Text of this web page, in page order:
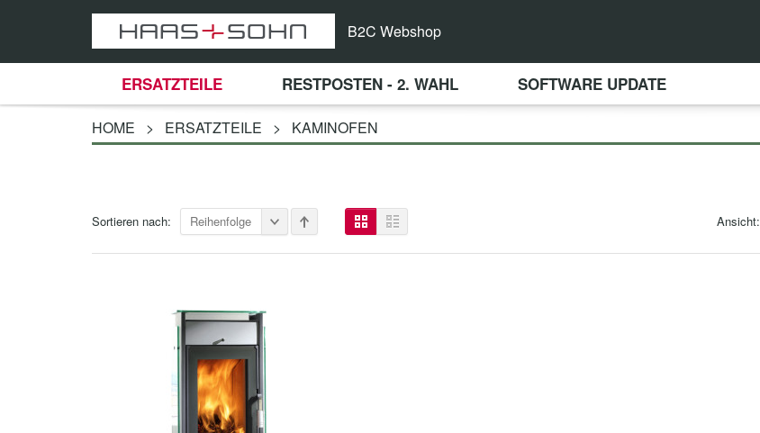
B2C Webshop
ERSATZTEILE RESTPOSTEN - 2. WAHL SOFTWARE UPDATE
HOME > ERSATZTEILE > KAMINOFEN
Sortieren nach: Reihenfolge Ansicht: